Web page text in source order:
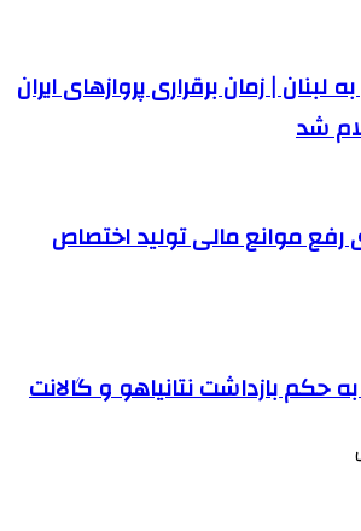
لبنان | زمان برقراری پروازهای ایران
شد
رفع موانع مالی تولید اختصاص
حکم بازداشت نتانیاهو و گالانت